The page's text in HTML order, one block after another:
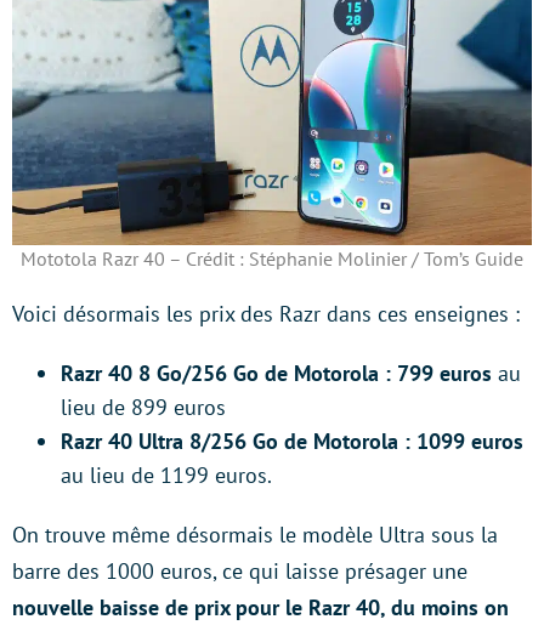
Mototola Razr 40 – Crédit : Stéphanie Molinier / Tom’s Guide
Voici désormais les prix des Razr dans ces enseignes :
Razr 40 8 Go/256 Go de Motorola : 799 euros au
lieu de 899 euros
Razr 40 Ultra 8/256 Go de Motorola : 1099 euros
au lieu de 1199 euros.
On trouve même désormais le modèle Ultra sous la
barre des 1000 euros, ce qui laisse présager une
nouvelle baisse de prix pour le Razr 40, du moins on